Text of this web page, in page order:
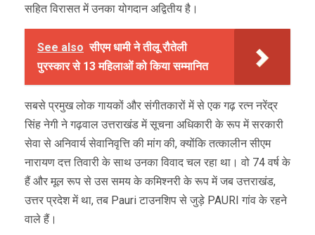
सहित विरासत में उनका योगदान अद्वितीय है।
See also सीएम धामी ने तीलू रौतेली
पुरस्कार से 13 महिलाओं को किया सम्मानित
सबसे प्रमुख लोक गायकों और संगीतकारों में से एक गढ़ रत्न नरेंद्र
सिंह नेगी ने गढ़वाल उत्तराखंड में सूचना अधिकारी के रूप में सरकारी
सेवा से अनिवार्य सेवानिवृत्ति की मांग की, क्योंकि तत्कालीन सीएम
नारायण दत्त तिवारी के साथ उनका विवाद चल रहा था। वो 74 वर्ष के
हैं और मूल रूप से उस समय के कमिश्नरी के रूप में जब उत्तराखंड,
उत्तर प्रदेश में था, तब Pauri टाउनशिप से जुड़े PAURI गांव के रहने
वाले हैं।